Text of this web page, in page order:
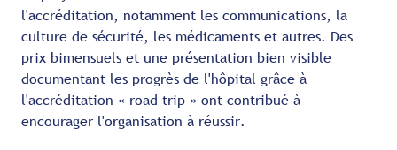
l'accréditation, notamment les communications, la
culture de sécurité, les médicaments et autres. Des
prix bimensuels et une présentation bien visible
documentant les progrès de l'hôpital grâce à
l'accréditation « road trip » ont contribué à
encourager l'organisation à réussir.